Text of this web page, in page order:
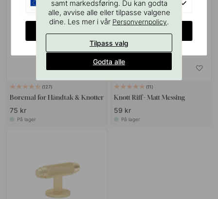
127
Boremal for Håndtak & Knotter
75 kr
På lager
11
Knott Riff - Matt Messing
59 kr
På lager
samt markedsføring. Du kan godta
alle, avvise alle eller tilpasse valgene
dine. Les mer i vår Personvernpolicy.
Tilpass valg
Godta alle
EU